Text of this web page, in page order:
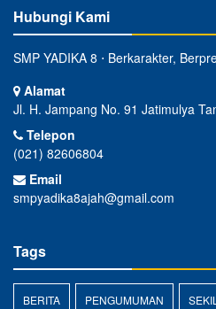
Hubungi Kami
SMP YADIKA 8 ⋅ Berkarakter,
Alamat
Jl. H. Jampang No. 91 Jatimulya
Telepon
(021) 82606804
Email
smpyadika8ajah@gmail.com
Tags
BERITA PENGUMUMAN